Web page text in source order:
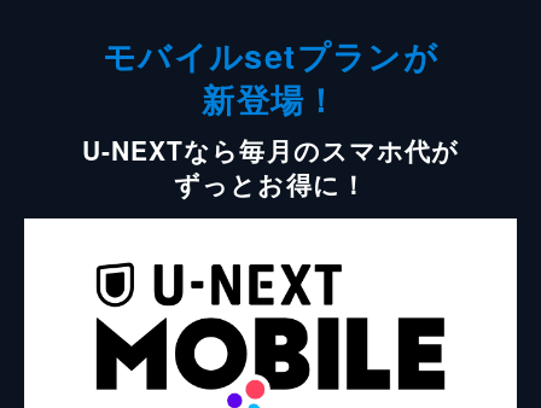
モバイルsetプランが
新登場！
U-NEXTなら毎月のスマホ代が
ずっとお得に！